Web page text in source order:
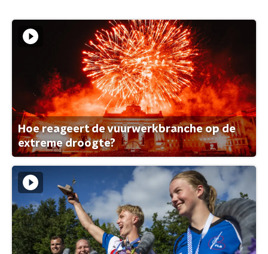
Hoe reageert de vuurwerkbranche op de
extreme droogte?